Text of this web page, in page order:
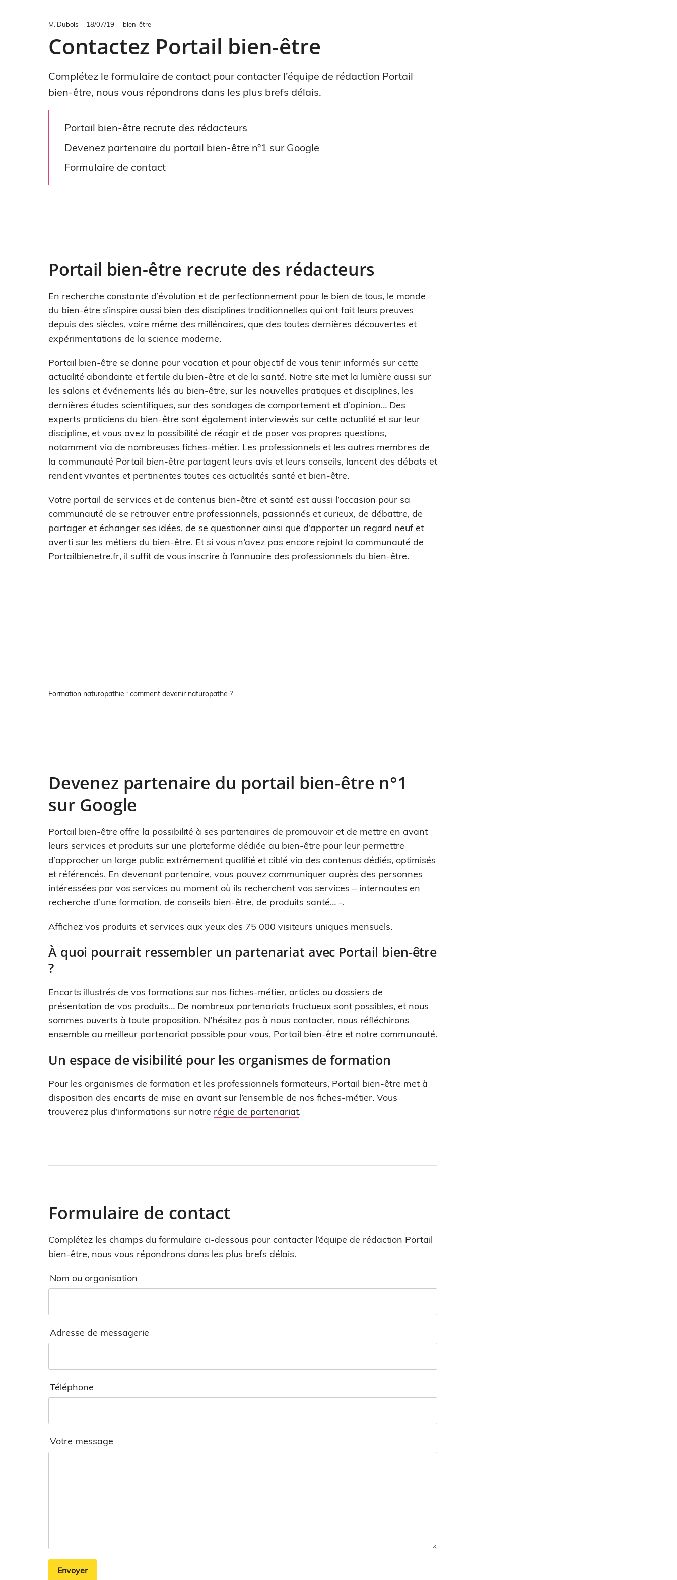
M. Dubois 18/07/19 bien-être
Contactez Portail bien-être
Complétez le formulaire de contact pour contacter l’équipe de rédaction Portail
bien-être, nous vous répondrons dans les plus brefs délais.
Portail bien-être recrute des rédacteurs
Devenez partenaire du portail bien-être n°1 sur Google
Formulaire de contact
Portail bien-être recrute des rédacteurs
En recherche constante d’évolution et de perfectionnement pour le bien de tous, le monde
du bien-être s’inspire aussi bien des disciplines traditionnelles qui ont fait leurs preuves
depuis des siècles, voire même des millénaires, que des toutes dernières découvertes et
expérimentations de la science moderne.
Portail bien-être se donne pour vocation et pour objectif de vous tenir informés sur cette
actualité abondante et fertile du bien-être et de la santé. Notre site met la lumière aussi sur
les salons et événements liés au bien-être, sur les nouvelles pratiques et disciplines, les
dernières études scientifiques, sur des sondages de comportement et d’opinion… Des
experts praticiens du bien-être sont également interviewés sur cette actualité et sur leur
discipline, et vous avez la possibilité de réagir et de poser vos propres questions,
notamment via de nombreuses fiches-métier. Les professionnels et les autres membres de
la communauté Portail bien-être partagent leurs avis et leurs conseils, lancent des débats et
rendent vivantes et pertinentes toutes ces actualités santé et bien-être.
Votre portail de services et de contenus bien-être et santé est aussi l’occasion pour sa
communauté de se retrouver entre professionnels, passionnés et curieux, de débattre, de
partager et échanger ses idées, de se questionner ainsi que d’apporter un regard neuf et
averti sur les métiers du bien-être. Et si vous n’avez pas encore rejoint la communauté de
Portailbienetre.fr, il suffit de vous inscrire à l’annuaire des professionnels du bien-être.
Formation naturopathie : comment devenir naturopathe ?
Devenez partenaire du portail bien-être n°1
sur Google
Portail bien-être offre la possibilité à ses partenaires de promouvoir et de mettre en avant
leurs services et produits sur une plateforme dédiée au bien-être pour leur permettre
d’approcher un large public extrêmement qualifié et ciblé via des contenus dédiés, optimisés
et référencés. En devenant partenaire, vous pouvez communiquer auprès des personnes
intéressées par vos services au moment où ils recherchent vos services – internautes en
recherche d’une formation, de conseils bien-être, de produits santé… -.
Affichez vos produits et services aux yeux des 75 000 visiteurs uniques mensuels.
À quoi pourrait ressembler un partenariat avec Portail bien-être
?
Encarts illustrés de vos formations sur nos fiches-métier, articles ou dossiers de
présentation de vos produits… De nombreux partenariats fructueux sont possibles, et nous
sommes ouverts à toute proposition. N’hésitez pas à nous contacter, nous réfléchirons
ensemble au meilleur partenariat possible pour vous, Portail bien-être et notre communauté.
Un espace de visibilité pour les organismes de formation
Pour les organismes de formation et les professionnels formateurs, Portail bien-être met à
disposition des encarts de mise en avant sur l’ensemble de nos fiches-métier. Vous
trouverez plus d’informations sur notre régie de partenariat.
Formulaire de contact
Complétez les champs du formulaire ci-dessous pour contacter l’équipe de rédaction Portail
bien-être, nous vous répondrons dans les plus brefs délais.
Nom ou organisation
Adresse de messagerie
Téléphone
Votre message